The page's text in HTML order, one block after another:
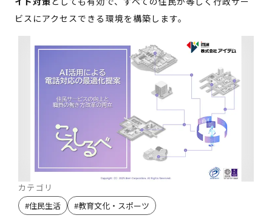
ビスにアクセスできる環境を構築します。
カテゴリ
#住民生活 #教育文化・スポーツ